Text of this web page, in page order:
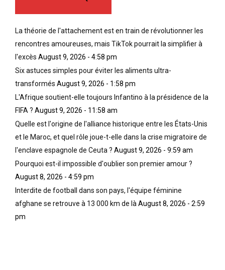
La théorie de l'attachement est en train de révolutionner les
rencontres amoureuses, mais TikTok pourrait la simplifier à
l'excès August 9, 2026 - 4:58 pm
Six astuces simples pour éviter les aliments ultra-
transformés August 9, 2026 - 1:58 pm
L'Afrique soutient-elle toujours Infantino à la présidence de la
FIFA ? August 9, 2026 - 11:58 am
Quelle est l'origine de l'alliance historique entre les États-Unis
et le Maroc, et quel rôle joue-t-elle dans la crise migratoire de
l'enclave espagnole de Ceuta ? August 9, 2026 - 9:59 am
Pourquoi est-il impossible d'oublier son premier amour ?
August 8, 2026 - 4:59 pm
Interdite de football dans son pays, l'équipe féminine
afghane se retrouve à 13 000 km de làAugust 8, 2026 - 2:59
pm